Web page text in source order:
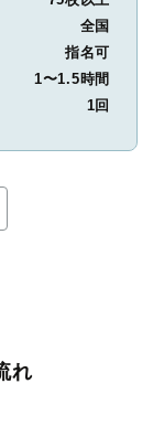
全国
指名可
1〜1.5時間
1回
れ